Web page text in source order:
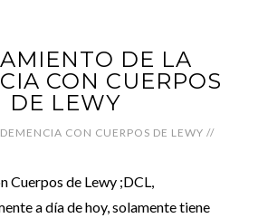
DE LA
CON CUERPOS
DE LEWY
DEMENCIA CON CUERPOS DE LEWY //
Cuerpos de Lewy ;DCL,
a día de hoy, solamente tiene